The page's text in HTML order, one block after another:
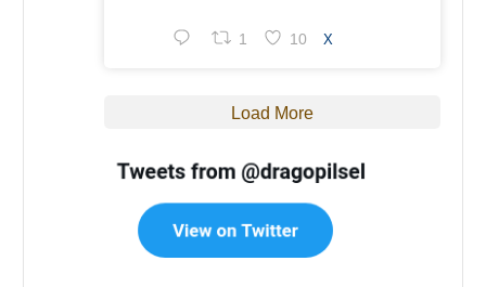
1 10 X
Load More